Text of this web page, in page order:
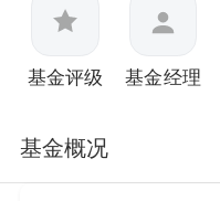
基金评级 基金经理
基金概况